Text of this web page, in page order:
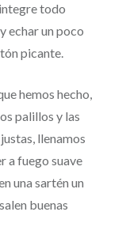
todo
echar un poco
picante.
hemos hecho,
palillos y las
llenamos
a fuego suave
una sartén un
buenas